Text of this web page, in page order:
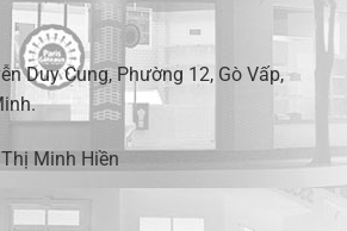
Duy Cung, Phường 12, Gò Vấp,
Minh Hiền